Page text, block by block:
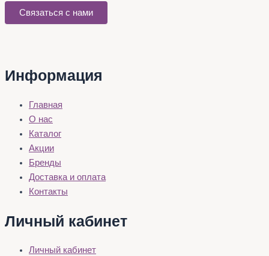
Связаться с нами
Информация
Главная
О нас
Каталог
Акции
Бренды
Доставка и оплата
Контакты
Личный кабинет
Личный кабинет